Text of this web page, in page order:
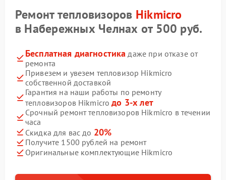
Ремонт тепловизоров Hikmicro
в Набережных Челнах от 500 руб.
Бесплатная диагностика даже при отказе от
ремонта
Привезем и увезем тепловизор Hikmicro
собственной доставкой
Гарантия на наши работы по ремонту
тепловизоров Hikmicroдо 3-х лет
Срочный ремонт тепловизоров Hikmicro в течении
часа
Скидка для вас до 20%
Получите 1500 рублей на ремонт
Оригинальные комплектующие Hikmicro